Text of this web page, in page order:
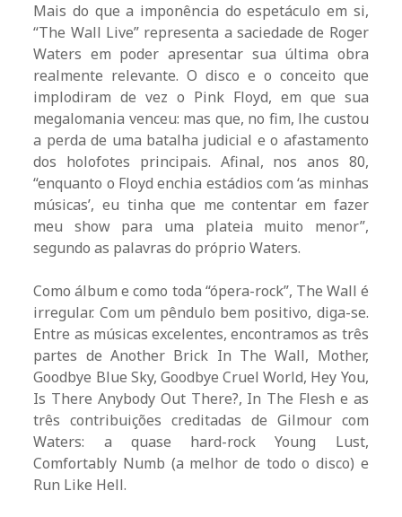
Mais do que a imponência do espetáculo em si,
“The Wall Live” representa a saciedade de Roger
Waters em poder apresentar sua última obra
realmente relevante. O disco e o conceito que
implodiram de vez o Pink Floyd, em que sua
megalomania venceu: mas que, no fim, lhe custou
a perda de uma batalha judicial e o afastamento
dos holofotes principais. Afinal, nos anos 80,
“enquanto o Floyd enchia estádios com ‘as minhas
músicas’, eu tinha que me contentar em fazer
meu show para uma plateia muito menor”,
segundo as palavras do próprio Waters.
Como álbum e como toda “ópera-rock”, The Wall é
irregular. Com um pêndulo bem positivo, diga-se.
Entre as músicas excelentes, encontramos as três
partes de Another Brick In The Wall, Mother,
Goodbye Blue Sky, Goodbye Cruel World, Hey You,
Is There Anybody Out There?, In The Flesh e as
três contribuições creditadas de Gilmour com
Waters: a quase hard-rock Young Lust,
Comfortably Numb (a melhor de todo o disco) e
Run Like Hell.